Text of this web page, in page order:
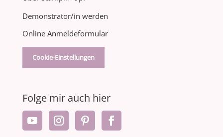
Demonstrator/in werden
Online Anmeldeformular
Cookie-Einstellungen
Folge mir auch hier